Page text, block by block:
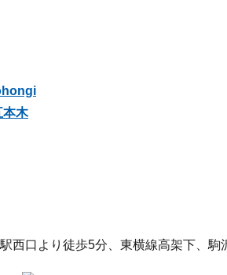
本木
西口より徒歩5分、東横線高架下、駒